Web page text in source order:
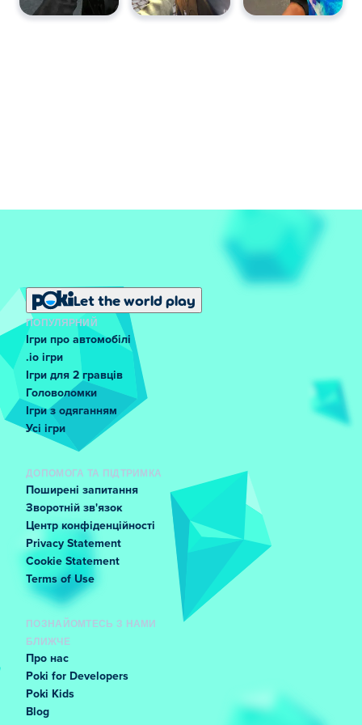
Let the world play
ПОПУЛЯРНИЙ
Ігри про автомобілі
.io ігри
Ігри для 2 гравців
Головоломки
Ігри з одяганням
Усі ігри
ДОПОМОГА ТА ПІДТРИМКА
Поширені запитання
Зворотній зв'язок
Центр конфіденційності
Privacy Statement
Cookie Statement
Terms of Use
ПОЗНАЙОМТЕСЬ З НАМИ
БЛИЖЧЕ
Про нас
Poki for Developers
Poki Kids
Blog